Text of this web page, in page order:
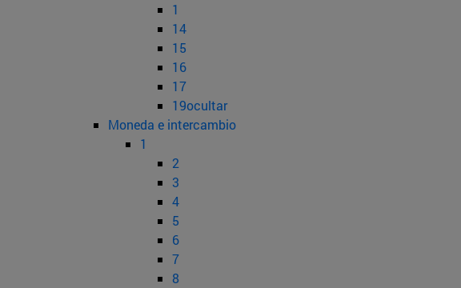
1
14
15
16
17
19ocultar
Moneda e intercambio
1
2
3
4
5
6
7
8